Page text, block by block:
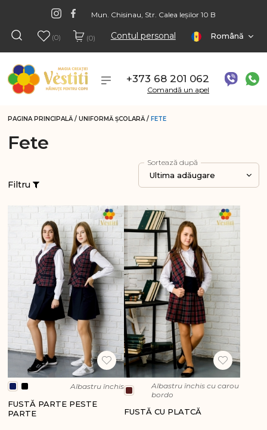
Mun. Chisinau, Str. Calea Ieșilor 10 B
(0) (0) Contul personal Română
+373 68 201 062
Comandă un apel
PAGINA PRINCIPALĂ / UNIFORMĂ ŞCOLARĂ / FETE
Fete
Sortează după
Ultima adăugare
Filtru
Albastru închis
FUSTĂ PARTE PESTE
PARTE
Albastru închis cu carou
bordo
FUSTĂ CU PLATCĂ